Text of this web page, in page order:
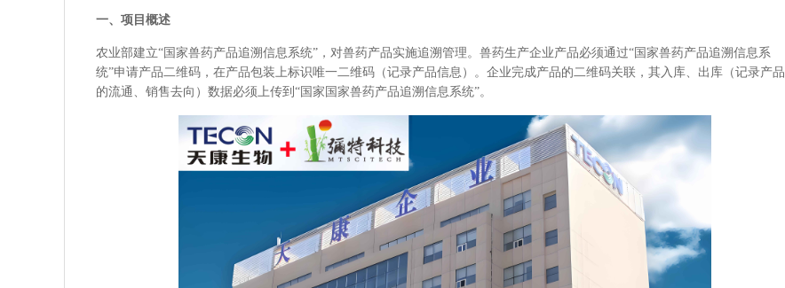
一、项目概述
农业部建立“国家兽药产品追溯信息系统”，对兽药产品实施追溯管理。兽药生产企业产品必须通过“国家兽药产品追溯信息系
统”申请产品二维码，在产品包装上标识唯一二维码（记录产品信息）。企业完成产品的二维码关联，其入库、出库（记录产品
的流通、销售去向）数据必须上传到“国家国家兽药产品追溯信息系统”。